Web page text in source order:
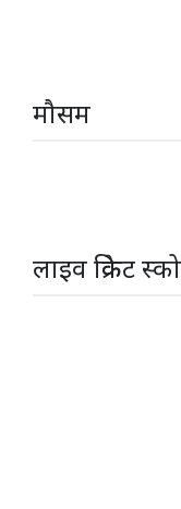
मौसम
लाइव क्रिकेट